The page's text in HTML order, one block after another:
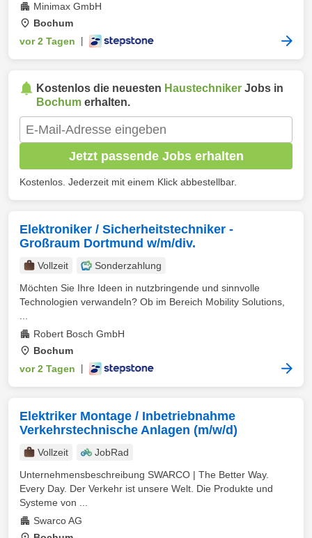
Minimax GmbH
Bochum
vor 2 Tagen
Kostenlos die neuesten Haustechniker Jobs in
Bochum erhalten.
Jetzt passende Jobs erhalten
Kostenlos. Jederzeit mit einem Klick abbestellbar.
Elektroniker / Sicherheitstechniker -
Großraum Dortmund w/m/div.
Vollzeit
Sonderzahlung
Möchten Sie Ihre Ideen in nutzbringende und sinnvolle
Technologien verwandeln? Ob im Bereich Mobility Solutions,
Robert Bosch GmbH
Bochum
vor 2 Tagen
Elektriker Montage / Inbetriebnahme
Verkehrstechnische Anlagen (m/w/d)
Vollzeit
JobRad
Unternehmensbeschreibung SWARCO | The Better Way.
Every Day. Der Verkehr ist unsere Welt. Die Produkte und
Systeme von ...
Swarco AG